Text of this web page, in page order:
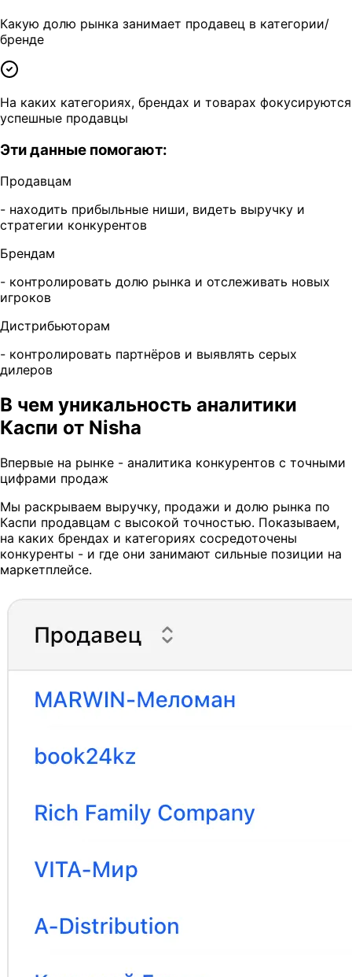
Какую долю рынка занимает продавец в категории/
бренде
На каких категориях, брендах и товарах фокусируются
успешные продавцы
Эти данные помогают:
Продавцам
- находить прибыльные ниши, видеть выручку и
стратегии конкурентов
Брендам
- контролировать долю рынка и отслеживать новых
игроков
Дистрибьюторам
- контролировать партнёров и выявлять серых
дилеров
В чем уникальность аналитики
Каспи от Nisha
Впервые на рынке - аналитика конкурентов с точными
цифрами продаж
Мы раскрываем выручку, продажи и долю рынка по
Каспи продавцам с высокой точностью. Показываем,
на каких брендах и категориях сосредоточены
конкуренты - и где они занимают сильные позиции на
маркетплейсе.